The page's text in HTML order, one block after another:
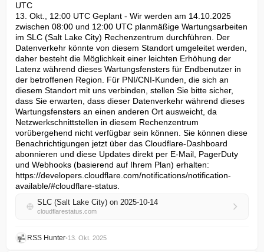
UTC
13. Okt., 12:00 UTC Geplant - Wir werden am 14.10.2025
zwischen 08:00 und 12:00 UTC planmäßige Wartungsarbeiten
im SLC (Salt Lake City) Rechenzentrum durchführen. Der
Datenverkehr könnte von diesem Standort umgeleitet werden,
daher besteht die Möglichkeit einer leichten Erhöhung der
Latenz während dieses Wartungsfensters für Endbenutzer in
der betroffenen Region. Für PNI/CNI-Kunden, die sich an
diesem Standort mit uns verbinden, stellen Sie bitte sicher,
dass Sie erwarten, dass dieser Datenverkehr während dieses
Wartungsfensters an einen anderen Ort ausweicht, da
Netzwerkschnittstellen in diesem Rechenzentrum
vorübergehend nicht verfügbar sein können. Sie können diese
Benachrichtigungen jetzt über das Cloudflare-Dashboard
abonnieren und diese Updates direkt per E-Mail, PagerDuty
und Webhooks (basierend auf Ihrem Plan) erhalten:
https://developers.cloudflare.com/notifications/notification-
available/#cloudflare-status.
SLC (Salt Lake City) on 2025-10-14
cloudflarestatus.com
RSS Hunter•13. Okt. 2025